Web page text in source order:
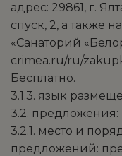
адрес: 29861, г.
спуск, 2, а также
«Санаторий
crimea.ru/ru/
Бесплатно.
3.1.3. язык
3.2. предложения:
3.2.1. место и
предложений: